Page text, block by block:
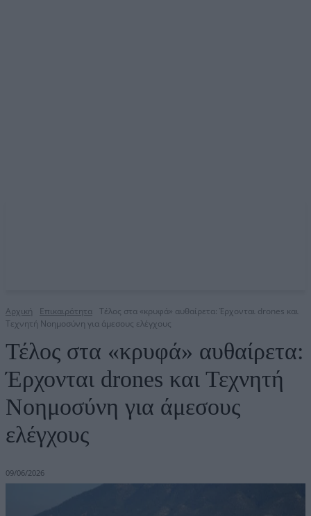
Αρχική Επικαιρότητα Τέλος στα «κρυφά» αυθαίρετα: Έρχονται drones και
Τεχνητή Νοημοσύνη για άμεσους ελέγχους
Τέλος στα «κρυφά» αυθαίρετα:
Έρχονται drones και Τεχνητή
Νοημοσύνη για άμεσους
ελέγχους
09/06/2026